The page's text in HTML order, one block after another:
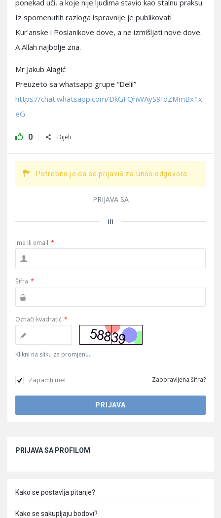
ponekad uči, a koje nije ljudima stavio kao stalnu praksu.
Iz spomenutih razloga ispravnije je publikovati
Kur'anske i Poslanikove dove, a ne izmišljati nove dove.
A Allah najbolje zna.
Mr Jakub Alagić
Preuzeto sa whatsapp grupe “Delil”
https://chat.whatsapp.com/DkGFQhWAyS9IdZMmBx1x
eG
0 Dijeli
Potrebno je da se prijaviš za unos odgovora.
PRIJAVA SA
ili
Ime ili email *
Šifra *
Označi kvadratić *
Klikni na sliku za promjenu.
Zapamti me! Zaboravljena šifra?
PRIJAVA SA PROFILOM
Kako se postavlja pitanje?
Kako se sakupljaju bodovi?